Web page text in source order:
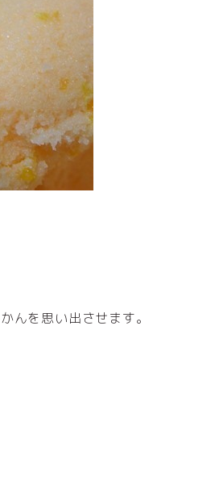
んを思い出させます。